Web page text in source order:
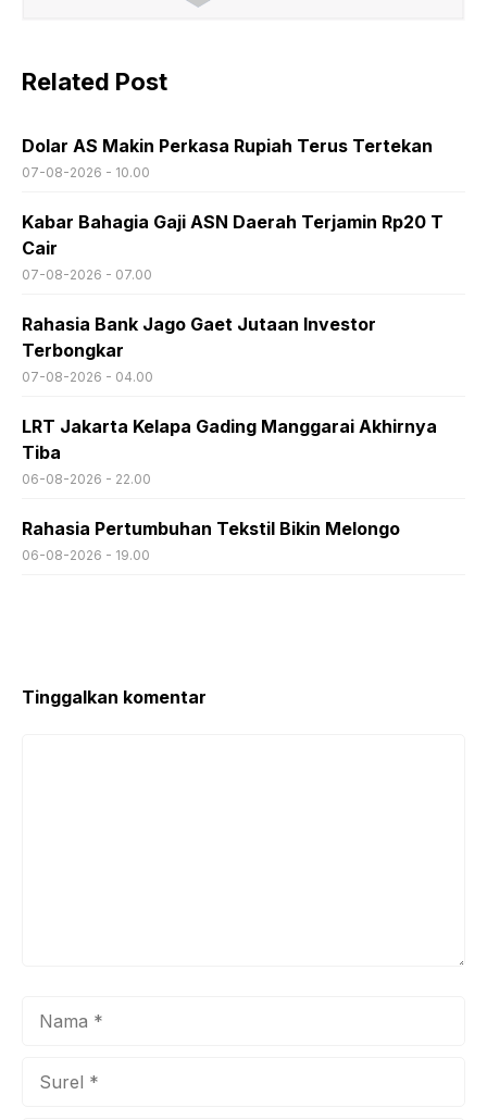
Related Post
Dolar AS Makin Perkasa Rupiah Terus Tertekan
07-08-2026 - 10.00
Kabar Bahagia Gaji ASN Daerah Terjamin Rp20 T
Cair
07-08-2026 - 07.00
Rahasia Bank Jago Gaet Jutaan Investor
Terbongkar
07-08-2026 - 04.00
LRT Jakarta Kelapa Gading Manggarai Akhirnya
Tiba
06-08-2026 - 22.00
Rahasia Pertumbuhan Tekstil Bikin Melongo
06-08-2026 - 19.00
Tinggalkan komentar